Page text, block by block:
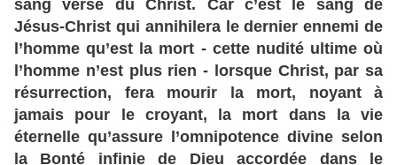
sang versé du Christ. Car c’est le sang de
Jésus-Christ qui annihilera le dernier ennemi de
l’homme qu’est la mort - cette nudité ultime où
l’homme n’est plus rien - lorsque Christ, par sa
résurrection, fera mourir la mort, noyant à
jamais pour le croyant, la mort dans la vie
éternelle qu’assure l’omnipotence divine selon
la Bonté infinie de Dieu accordée dans le